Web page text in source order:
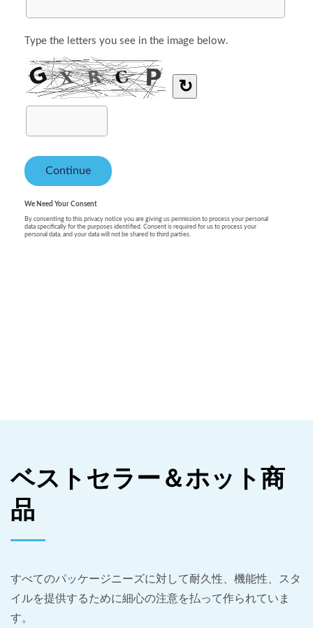
ベストセラー＆ホット商
品
すべてのパッケージニーズに対して耐久性、機能性、スタ
イルを提供するために細心の注意を払って作られていま
す。